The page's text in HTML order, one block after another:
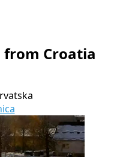
Croatia